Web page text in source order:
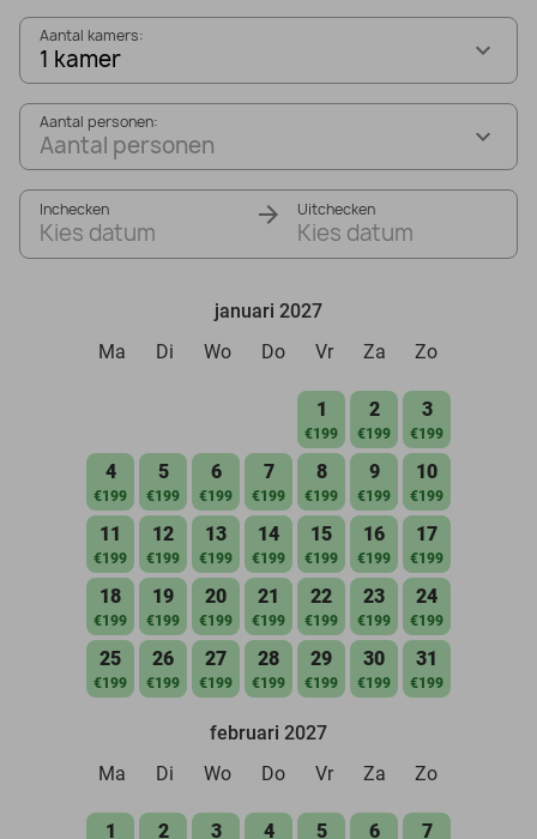
Aantal kamers:
1 kamer
Aantal personen:
Aantal personen
Inchecken
Kies datum
Uitchecken
Kies datum
januari 2027
Ma
Di Wo Do Vr Za Zo
1
€199
2
€199
3
€199
4
€199
5
€199
6
€199
7
€199
8
€199
9
€199
10
€199
11
€199
12
€199
13
€199
14
€199
15
€199
16
€199
17
€199
18
€199
19
€199
20
€199
21
€199
22
€199
23
€199
24
€199
25
€199
26
€199
27
€199
28
€199
29
€199
30
€199
31
€199
februari 2027
Ma
Di Wo Do Vr Za Zo
1 2 3 4 5 6 7